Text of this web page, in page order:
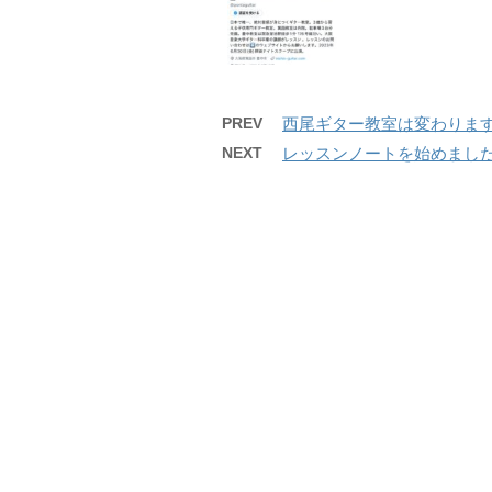
PREV 西尾ギター教室は変わりま
NEXT レッスンノートを始めまし